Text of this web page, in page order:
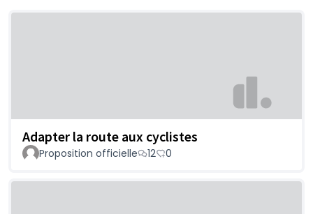
Adapter la route aux cyclistes
Proposition officielle 12 0